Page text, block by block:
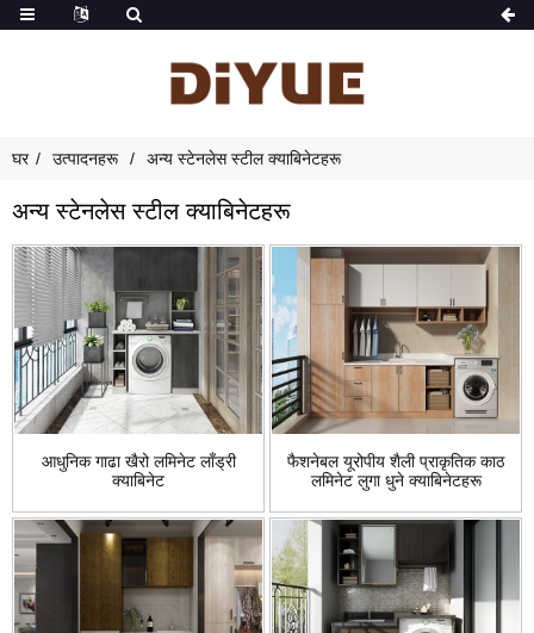
घर उत्पादनहरू अन्य स्टेनलेस स्टील क्याबिनेटहरू
अन्य स्टेनलेस स्टील क्याबिनेटहरू
आधुनिक गाढा खैरो लमिनेट लाँड्री
क्याबिनेट
फैशनेबल यूरोपीय शैली प्राकृतिक काठ
लमिनेट लुगा धुने क्याबिनेटहरू